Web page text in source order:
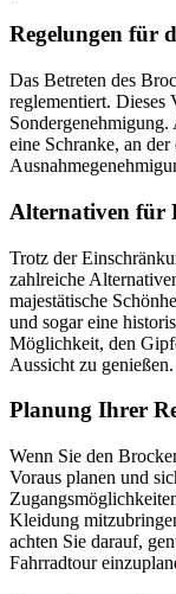
Regelungen für
Das Betreten des
reglementiert. Dieses
eine Schranke, an
Alternativen für
Trotz der
zahlreiche
majestätische
und sogar eine
Möglichkeit, den
Aussicht zu genießen.
Planung Ihrer
Wenn Sie den
Voraus planen und
Kleidung
achten Sie darauf,
Fahrradtour